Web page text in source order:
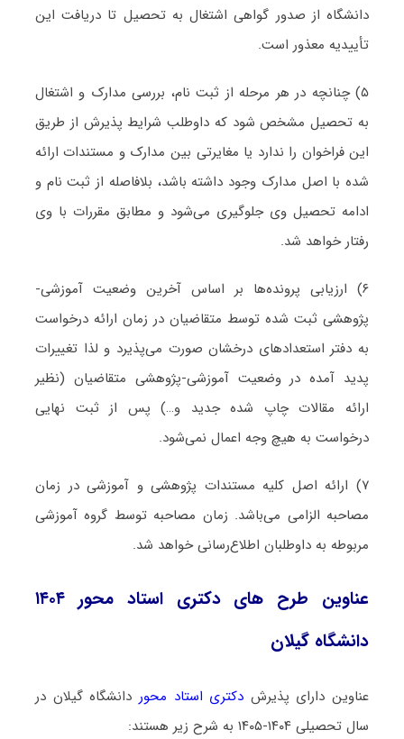
دانشگاه از صدور گواهی اشتغال به تحصیل تا دریافت این
تأییدیه معذور است.
۵) چنانچه در هر مرحله از ثبت نام، بررسی مدارک و اشتغال
به تحصیل مشخص شود که داوطلب شرایط پذیرش از طریق
این فراخوان را ندارد یا مغایرتی بین مدارک و مستندات ارائه
شده با اصل مدارک وجود داشته باشد، بلافاصله از ثبت نام و
ادامه تحصیل وی جلوگیری می‌شود و مطابق مقررات با وی
رفتار خواهد شد.
۶) ارزیابی پرونده‌ها بر اساس آخرین وضعیت آموزشی-
پژوهشی ثبت شده توسط متقاضیان در زمان ارائه درخواست
به دفتر استعدادهای درخشان صورت می‌پذیرد و لذا تغییرات
پدید آمده در وضعیت آموزشی-پژوهشی متقاضیان (نظیر
ارائه مقالات چاپ شده جدید و…) پس از ثبت نهایی
درخواست به هیچ وجه اعمال نمی‌شود.
۷) ارائه اصل کلیه مستندات پژوهشی و آموزشی در زمان
مصاحبه الزامی می‌باشد. زمان مصاحبه توسط گروه آموزشی
مربوطه به داوطلبان اطلاع‌رسانی خواهد شد.
عناوین طرح های دکتری استاد محور ۱۴۰۴
دانشگاه گیلان
عناوین دارای پذیرش دکتری استاد محور دانشگاه گیلان در
سال تحصیلی ۱۴۰۴-۱۴۰۵ به شرح زیر هستند: